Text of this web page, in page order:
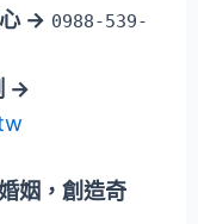
→ 0988-539-
→
姻，創造奇